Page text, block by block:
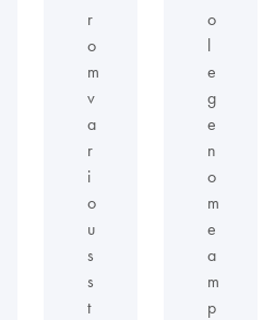
r
o
m
v
a
r
i
o
u
s
s
t
o
l
e
g
e
n
o
m
e
a
m
p